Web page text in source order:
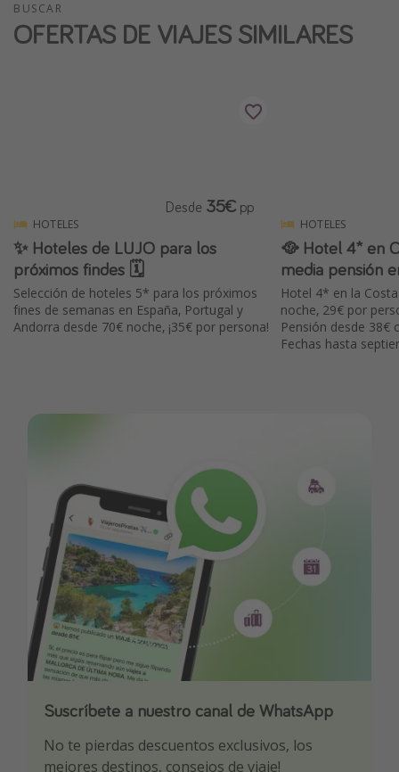
BUSCAR
OFERTAS DE VIAJES SIMILARES
HOTELES
✨ Hoteles de LUJO para los
próximos findes 🗓️
Selección de hoteles 5* para los próximos
fines de semanas en España, Portugal y
Andorra desde 70€ noche, ¡35€ por persona!
Desde 35€ pp
HOTELES
🥘 Hotel 4* en
media pensión
Hotel 4* en la
noche, 29€ por
Pensión desde 38€
Fechas hasta
Suscríbete a nuestro canal de WhatsApp
No te pierdas descuentos exclusivos, los
mejores destinos, consejos de viaje!
Descarga nuestra app
Sé el primero en reservar nuestros chollazos
¡Suscríbete a nuestro canal de Telegram!
¡Recibe las mejores ofertas seleccionadas para
ti por nuestros expertos en viajes